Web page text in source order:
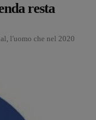
resta
l'uomo che nel 2020